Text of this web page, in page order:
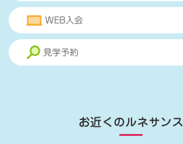
WEB入会
見学予約
お近くのルネサンス